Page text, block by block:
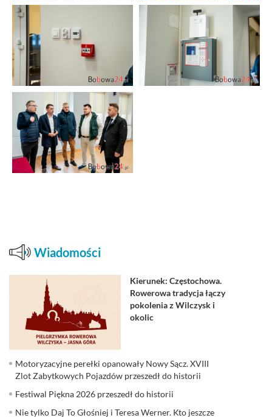
Wiadomości
Kierunek: Częstochowa.
Rowerowa tradycja łączy
pokolenia z Wilczysk i
okolic
Motoryzacyjne perełki opanowały Nowy Sącz. XVIII
Zlot Zabytkowych Pojazdów przeszedł do historii
Festiwal Piękna 2026 przeszedł do historii
Nie tylko Daj To Głośniej i Teresa Werner. Kto jeszcze